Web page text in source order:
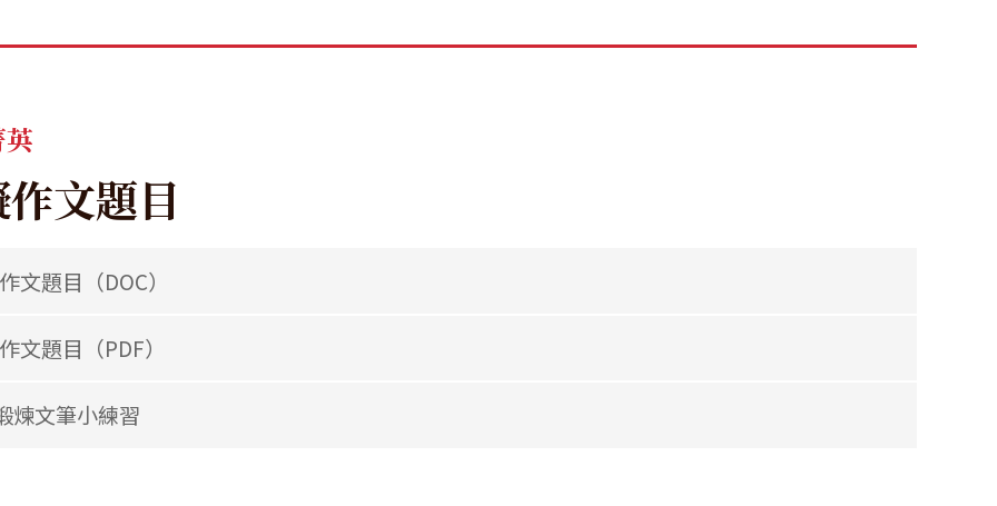
文題目
文題目（DOC）
文題目（PDF）
煉文筆小練習